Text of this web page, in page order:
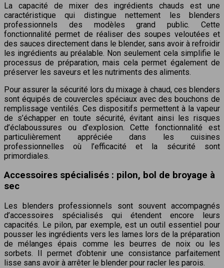
La capacité de mixer des ingrédients chauds est une
caractéristique qui distingue nettement les blenders
professionnels des modèles grand public. Cette
fonctionnalité permet de réaliser des soupes veloutées et
des sauces directement dans le blender, sans avoir à refroidir
les ingrédients au préalable. Non seulement cela simplifie le
processus de préparation, mais cela permet également de
préserver les saveurs et les nutriments des aliments.
Pour assurer la sécurité lors du mixage à chaud, ces blenders
sont équipés de couvercles spéciaux avec des bouchons de
remplissage ventilés. Ces dispositifs permettent à la vapeur
de s’échapper en toute sécurité, évitant ainsi les risques
d’éclaboussures ou d’explosion. Cette fonctionnalité est
particulièrement appréciée dans les cuisines
professionnelles où l’efficacité et la sécurité sont
primordiales.
Accessoires spécialisés : pilon, bol de broyage à
sec
Les blenders professionnels sont souvent accompagnés
d’accessoires spécialisés qui étendent encore leurs
capacités. Le pilon, par exemple, est un outil essentiel pour
pousser les ingrédients vers les lames lors de la préparation
de mélanges épais comme les beurres de noix ou les
sorbets. Il permet d’obtenir une consistance parfaitement
lisse sans avoir à arrêter le blender pour racler les parois.